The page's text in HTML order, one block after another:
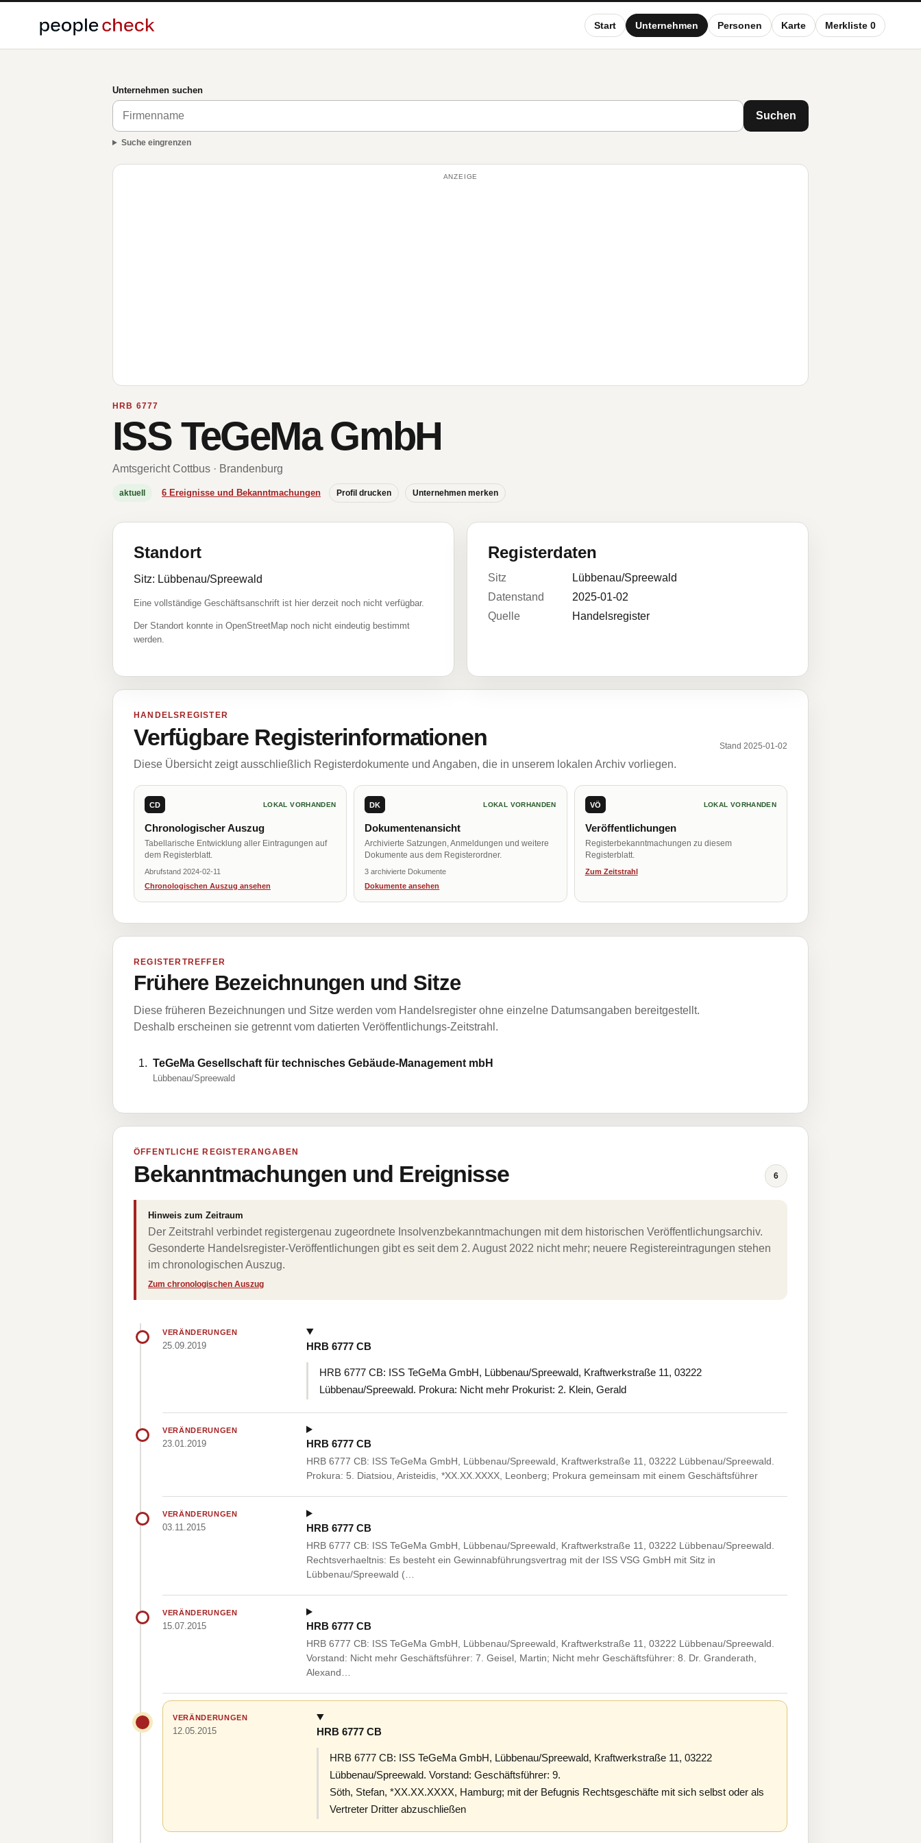
Start Unternehmen Personen Karte Merkliste 0
Unternehmen suchen
Suchen
Suche eingrenzen
ANZEIGE
HRB 6777
ISS TeGeMa GmbH
Amtsgericht Cottbus · Brandenburg
aktuell 6 Ereignisse und Bekanntmachungen Profil drucken Unternehmen merken
Standort
Sitz: Lübbenau/Spreewald
Eine vollständige Geschäftsanschrift ist hier derzeit noch nicht verfügbar.
Der Standort konnte in OpenStreetMap noch nicht eindeutig bestimmt
werden.
Registerdaten
Sitz
Lübbenau/Spreewald
Datenstand
2025-01-02
Quelle
Handelsregister
HANDELSREGISTER
Verfügbare Registerinformationen Stand 2025-01-02
Diese Übersicht zeigt ausschließlich Registerdokumente und Angaben, die in unserem lokalen Archiv vorliegen.
CD LOKAL VORHANDEN
Chronologischer Auszug
Tabellarische Entwicklung aller Eintragungen auf
dem Registerblatt.
Abrufstand 2024-02-11
Chronologischen Auszug ansehen
DK LOKAL VORHANDEN
Dokumentenansicht
Archivierte Satzungen, Anmeldungen und weitere
Dokumente aus dem Registerordner.
3 archivierte Dokumente
Dokumente ansehen
VÖ LOKAL VORHANDEN
Veröffentlichungen
Registerbekanntmachungen zu diesem
Registerblatt.
Zum Zeitstrahl
REGISTERTREFFER
Frühere Bezeichnungen und Sitze
Diese früheren Bezeichnungen und Sitze werden vom Handelsregister ohne einzelne Datumsangaben bereitgestellt.
Deshalb erscheinen sie getrennt vom datierten Veröffentlichungs-Zeitstrahl.
TeGeMa Gesellschaft für technisches Gebäude-Management mbH
Lübbenau/Spreewald
ÖFFENTLICHE REGISTERANGABEN
Bekanntmachungen und Ereignisse 6
Hinweis zum Zeitraum
Der Zeitstrahl verbindet registergenau zugeordnete Insolvenzbekanntmachungen mit dem historischen Veröffentlichungsarchiv.
Gesonderte Handelsregister-Veröffentlichungen gibt es seit dem 2. August 2022 nicht mehr; neuere Registereintragungen stehen
im chronologischen Auszug.
Zum chronologischen Auszug
VERÄNDERUNGEN
25.09.2019 HRB 6777 CB
HRB 6777 CB: ISS TeGeMa GmbH, Lübbenau/Spreewald, Kraftwerkstraße 11, 03222
Lübbenau/Spreewald. Prokura: Nicht mehr Prokurist: 2. Klein, Gerald
VERÄNDERUNGEN
23.01.2019 HRB 6777 CB
HRB 6777 CB: ISS TeGeMa GmbH, Lübbenau/Spreewald, Kraftwerkstraße 11, 03222 Lübbenau/Spreewald.
Prokura: 5. Diatsiou, Aristeidis, *XX.XX.XXXX, Leonberg; Prokura gemeinsam mit einem Geschäftsführer
VERÄNDERUNGEN
03.11.2015 HRB 6777 CB
HRB 6777 CB: ISS TeGeMa GmbH, Lübbenau/Spreewald, Kraftwerkstraße 11, 03222 Lübbenau/Spreewald.
Rechtsverhaeltnis: Es besteht ein Gewinnabführungsvertrag mit der ISS VSG GmbH mit Sitz in
Lübbenau/Spreewald (…
VERÄNDERUNGEN
15.07.2015 HRB 6777 CB
HRB 6777 CB: ISS TeGeMa GmbH, Lübbenau/Spreewald, Kraftwerkstraße 11, 03222 Lübbenau/Spreewald.
Vorstand: Nicht mehr Geschäftsführer: 7. Geisel, Martin; Nicht mehr Geschäftsführer: 8. Dr. Granderath,
Alexand…
VERÄNDERUNGEN
12.05.2015 HRB 6777 CB
HRB 6777 CB: ISS TeGeMa GmbH, Lübbenau/Spreewald, Kraftwerkstraße 11, 03222
Lübbenau/Spreewald. Vorstand: Geschäftsführer: 9.
Söth, Stefan, *XX.XX.XXXX, Hamburg; mit der Befugnis Rechtsgeschäfte mit sich selbst oder als
Vertreter Dritter abzuschließen